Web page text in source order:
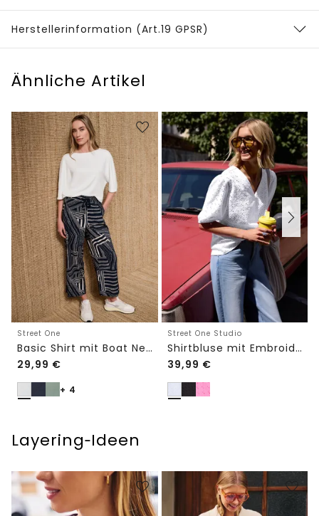
Herstellerinformation (Art.19 GPSR)
Ähnliche Artikel
Street One
Basic Shirt mit Boat Neck und Elastikbund
29,99 €
+ 4
Street One Studio
Shirtbluse mit Embroidery-Front
39,99 €
Layering‑Ideen